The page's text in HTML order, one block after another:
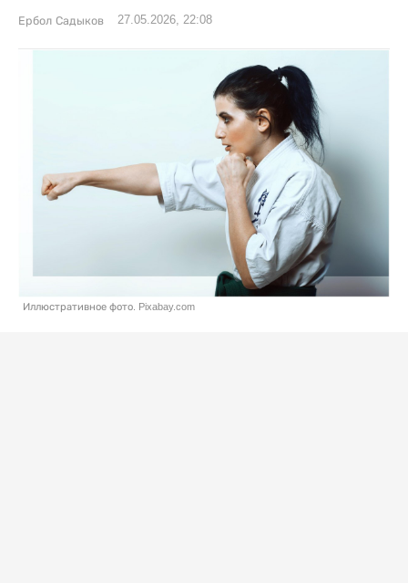
Ербол Садыков 27.05.2026, 22:08
Иллюстративное фото. Pixabay.com